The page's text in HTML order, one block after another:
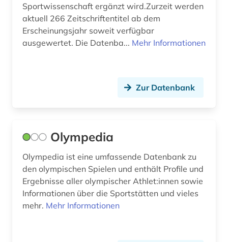
Sportwissenschaft ergänzt wird.Zurzeit werden
aktuell 266 Zeitschriftentitel ab dem
Erscheinungsjahr soweit verfügbar
ausgewertet. Die Datenba... Mehr Informationen
Zur Datenbank
Olympedia
Olympedia ist eine umfassende Datenbank zu
den olympischen Spielen und enthält Profile und
Ergebnisse aller olympischer Athlet:innen sowie
Informationen über die Sportstätten und vieles
mehr. Mehr Informationen